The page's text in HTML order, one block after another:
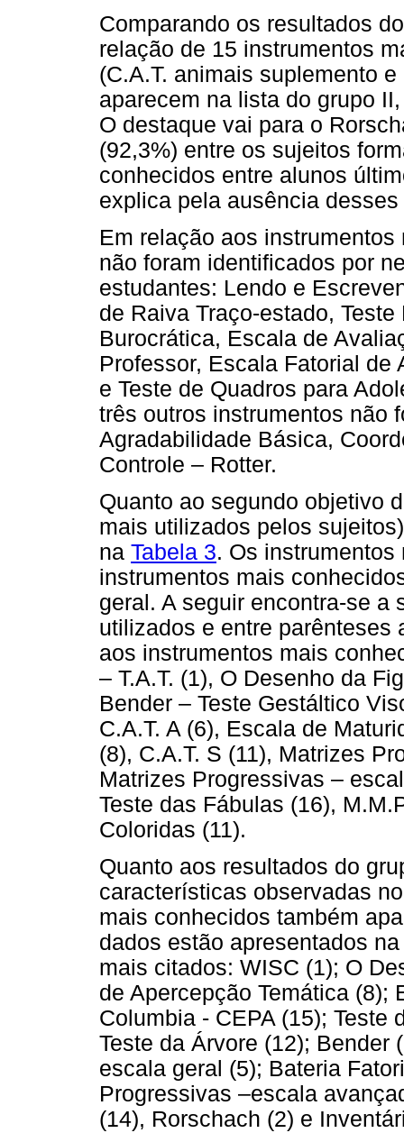
Comparando os resultados
relação de 15 instrumentos
(C.A.T. animais suplemento
aparecem na lista do grupo
O destaque vai para o
(92,3%) entre os sujeitos
conhecidos entre alunos
explica pela ausência
Em relação aos
não foram identificados por
estudantes: Lendo e
de Raiva Traço-estado,
Burocrática, Escala de
Professor, Escala Fatorial
e Teste de Quadros para
três outros instrumentos não
Agradabilidade Básica,
Controle – Rotter.
Quanto ao segundo objetivo
mais utilizados pelos
na Tabela 3. Os
instrumentos mais
geral. A seguir encontra-se a
utilizados e entre parênteses
aos instrumentos mais
– T.A.T. (1), O Desenho da
Bender – Teste Gestáltico
C.A.T. A (6), Escala de
(8), C.A.T. S (11), Matrizes
Matrizes Progressivas –
Teste das Fábulas (16),
Coloridas (11).
Quanto aos resultados do
características observadas
mais conhecidos também
dados estão apresentados
mais citados: WISC (1); O
de Apercepção Temática (8);
Columbia - CEPA (15); Teste
Teste da Árvore (12); Bender
escala geral (5); Bateria
Progressivas –escala
(14), Rorschach (2) e